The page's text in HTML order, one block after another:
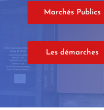
Marchés Publics
Les démarches